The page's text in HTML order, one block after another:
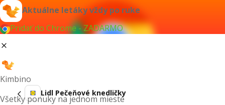
Aktuálne letáky vždy po ruke
Pridať do Chrome - ZADARMO
Kimbino
Všetky ponuky na jednom mieste
Lidl Pečeňové knedličky